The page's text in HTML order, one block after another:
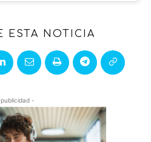
ESTA NOTICIA
-